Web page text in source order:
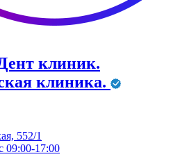
клиник.
клиника.
552/1
09:00-17:00